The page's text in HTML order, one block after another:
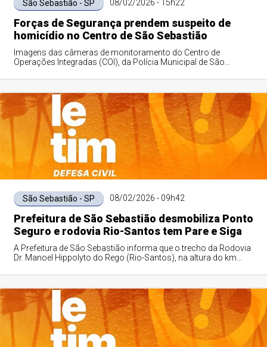
São Sebastião - SP 08/02/2026 - 15h22
Forças de Segurança prendem suspeito de
homicídio no Centro de São Sebastião
Imagens das câmeras de monitoramento do Centro de
Operações Integradas (COI), da Polícia Municipal de São
São Sebastião - SP 08/02/2026 - 09h42
Prefeitura de São Sebastião desmobiliza Ponto
Seguro e rodovia Rio-Santos tem Pare e Siga
A Prefeitura de São Sebastião informa que o trecho da Rodovia
Dr. Manoel Hippolyto do Rego (Rio-Santos), na altura do km